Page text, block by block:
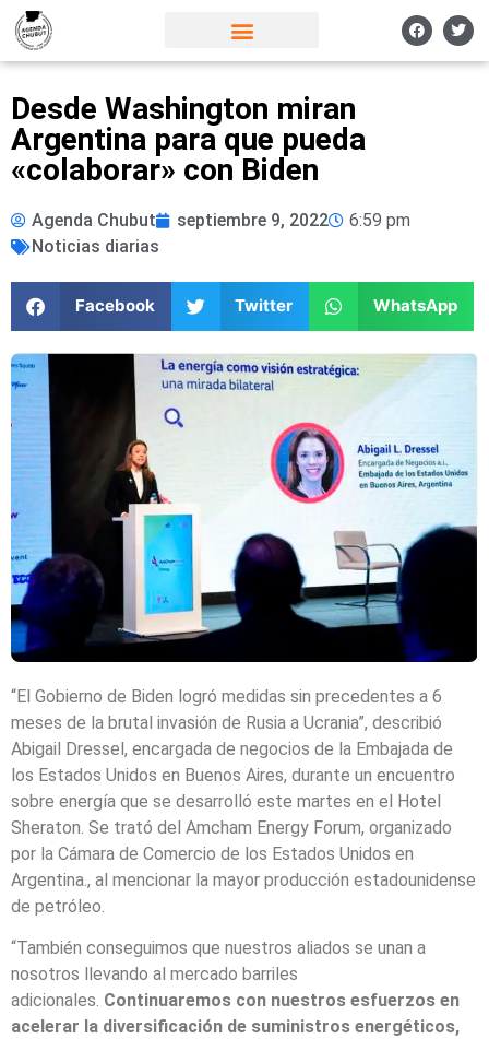
Desde Washington miran
Argentina para que pueda
«colaborar» con Biden
Agenda Chubut septiembre 9, 2022
6:59 pm
Noticias diarias
Facebook Twitter WhatsApp
“El Gobierno de Biden logró medidas sin precedentes a 6
meses de la brutal invasión de Rusia a Ucrania”, describió
Abigail Dressel, encargada de negocios de la Embajada de
los Estados Unidos en Buenos Aires, durante un encuentro
sobre energía que se desarrolló este martes en el Hotel
Sheraton. Se trató del Amcham Energy Forum, organizado
por la Cámara de Comercio de los Estados Unidos en
Argentina., al mencionar la mayor producción estadounidense
de petróleo.
“También conseguimos que nuestros aliados se unan a
nosotros llevando al mercado barriles
adicionales. Continuaremos con nuestros esfuerzos en
acelerar la diversificación de suministros energéticos,